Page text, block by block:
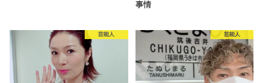
事情
芸能人 芸能人